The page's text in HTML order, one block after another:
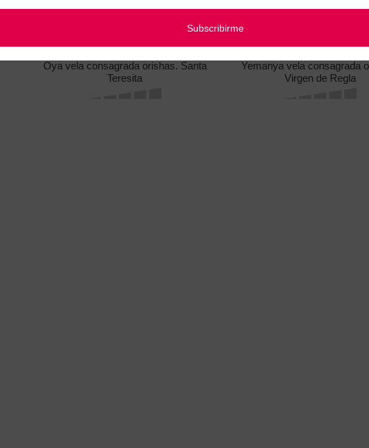
Oya vela consagrada orishas. Santa
Teresita
Yemanya vela consagrada
Virgen de Regla